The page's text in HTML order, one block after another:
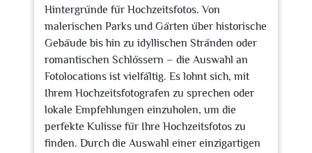
Hintergründe für Hochzeitsfotos. Von
malerischen Parks und Gärten über historische
Gebäude bis hin zu idyllischen Stränden oder
romantischen Schlössern – die Auswahl an
Fotolocations ist vielfältig. Es lohnt sich, mit
Ihrem Hochzeitsfotografen zu sprechen oder
lokale Empfehlungen einzuholen, um die
perfekte Kulisse für Ihre Hochzeitsfotos zu
finden. Durch die Auswahl einer einzigartigen